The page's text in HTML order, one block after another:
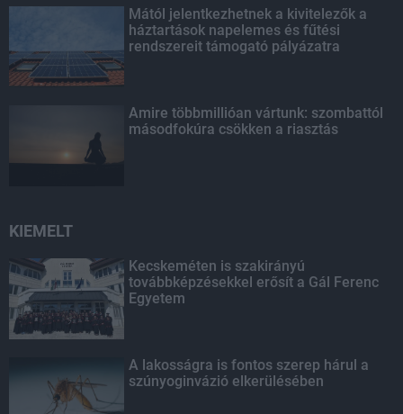
Mától jelentkezhetnek a kivitelezők a
háztartások napelemes és fűtési
rendszereit támogató pályázatra
Amire többmillióan vártunk: szombattól
másodfokúra csökken a riasztás
KIEMELT
Kecskeméten is szakirányú
továbbképzésekkel erősít a Gál Ferenc
Egyetem
A lakosságra is fontos szerep hárul a
szúnyoginvázió elkerülésében